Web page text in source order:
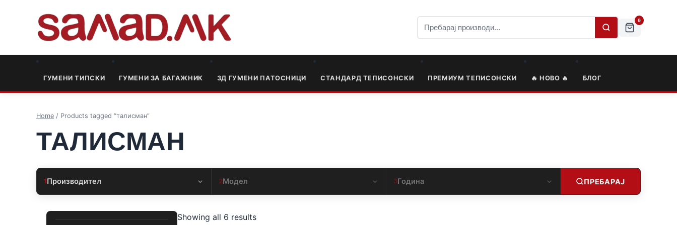
0
ГУМЕНИ ТИПСКИ ГУМЕНИ ЗА БАГАЖНИК 3Д ГУМЕНИ ПАТОСНИЦИ СТАНДАРД ТЕПИСОНСКИ ПРЕМИУМ ТЕПИСОНСКИ 🔥 НОВО 🔥 БЛОГ
Home / Products tagged “талисман”
ТАЛИСМАН
1Производител 2Модел 3Година ПРЕБАРАЈ
Showing all 6 results